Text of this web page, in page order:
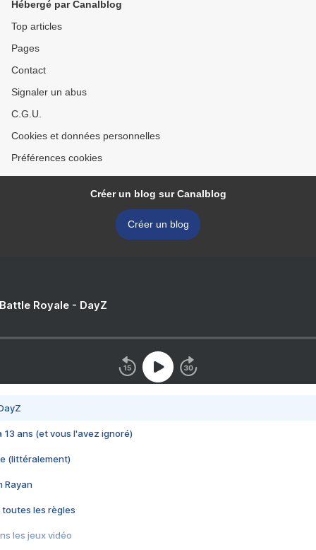
Hébergé par Canalblog
Top articles
Pages
Contact
Signaler un abus
C.G.U.
Cookies et données personnelles
Préférences cookies
Créer un blog sur Canalblog
Créer un blog
Royale - DayZ
13 ans (et vous l'avez ignoré)
(littéralement)
Rayan
toutes les règles
les jeux vidéo